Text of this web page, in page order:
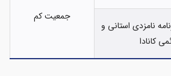
جمعیت کم
نامزدی استانی و
کانادا